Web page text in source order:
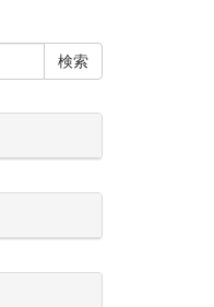
検索